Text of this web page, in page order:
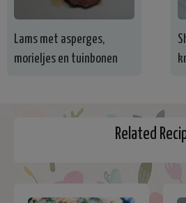
Lams met asperges,
morieljes en tuinbonen
Related